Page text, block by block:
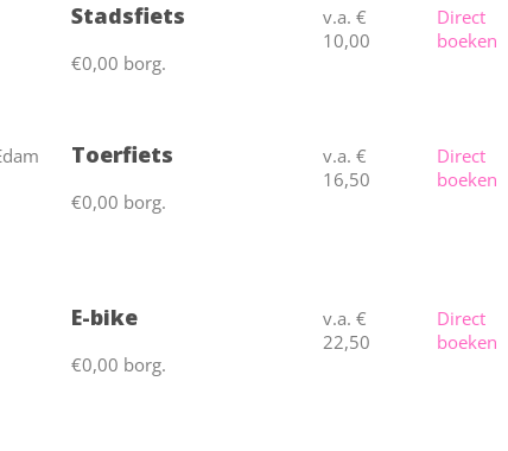
Stadsfiets
€0,00 borg.
v.a. €
10,00
Direct
boeken
Toerfiets
€0,00 borg.
v.a. €
16,50
Direct
boeken
E-bike
€0,00 borg.
v.a. €
22,50
Direct
boeken